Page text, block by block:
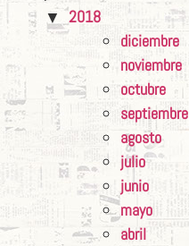
2018
diciembre
noviembre
octubre
septiembre
agosto
julio
junio
mayo
abril